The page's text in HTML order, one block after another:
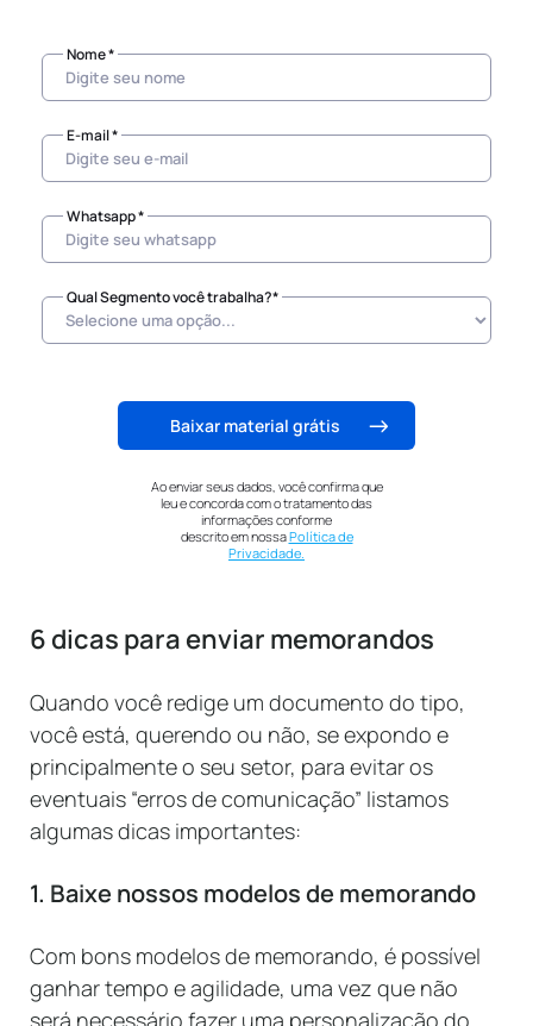
Nome *
E-mail *
Whatsapp *
Qual Segmento você trabalha?*
Baixar material grátis
Ao enviar seus dados, você confirma que
leu e concorda com o tratamento das
informações conforme
descrito em nossaPolítica de
Privacidade.
6 dicas para enviar memorandos
Quando você redige um documento do tipo,
você está, querendo ou não, se expondo e
principalmente o seu setor, para evitar os
eventuais “erros de comunicação” listamos
algumas dicas importantes:
1. Baixe nossos modelos de memorando
Com bons modelos de memorando, é possível
ganhar tempo e agilidade, uma vez que não
será necessário fazer uma personalização do